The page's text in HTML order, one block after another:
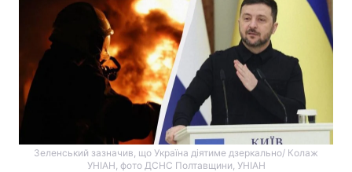
Зеленський зазначив, що Україна діятиме дзеркально/ Колаж
УНІАН, фото ДСНС Полтавщини, УНІАН